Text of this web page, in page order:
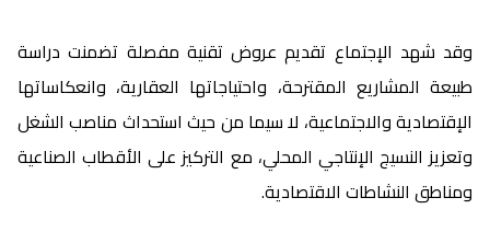
وقد شهد الإجتماع تقديم عروض تقنية مفصلة تضمنت دراسة
طبيعة المشاريع المقترحة، واحتياجاتها العقارية، وانعكاساتها
الإقتصادية والاجتماعية، لا سيما من حيث استحداث مناصب الشغل
وتعزيز النسيج الإنتاجي المحلي، مع التركيز على الأقطاب الصناعية
ومناطق النشاطات الاقتصادية.